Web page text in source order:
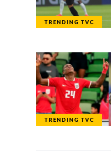
TRENDING TVC
TRENDING TVC